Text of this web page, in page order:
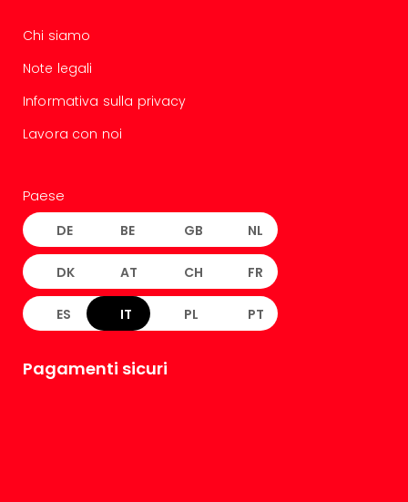
Chi siamo
Note legali
Informativa sulla privacy
Lavora con noi
Paese
DE BE GB NL
DK AT CH FR
ES IT PL PT
Pagamenti sicuri